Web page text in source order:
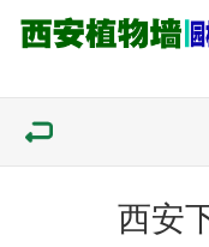
西安